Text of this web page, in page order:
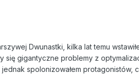
Dwunastki, kilka lat temu
się gigantyczne problemy z
spolonizowałem protagonistów,